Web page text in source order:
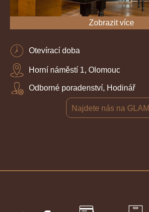
Zobrazit více
Otevírací doba
Horní náměstí 1, Olomouc
Odborné poradenství, Hodinář
Najdete nás na GLAMI